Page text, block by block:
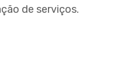
de serviços.